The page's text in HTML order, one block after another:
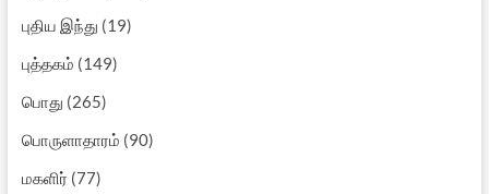
புதிய இந்து (19)
புத்தகம் (149)
பொது (265)
பொருளாதாரம் (90)
மகளிர் (77)